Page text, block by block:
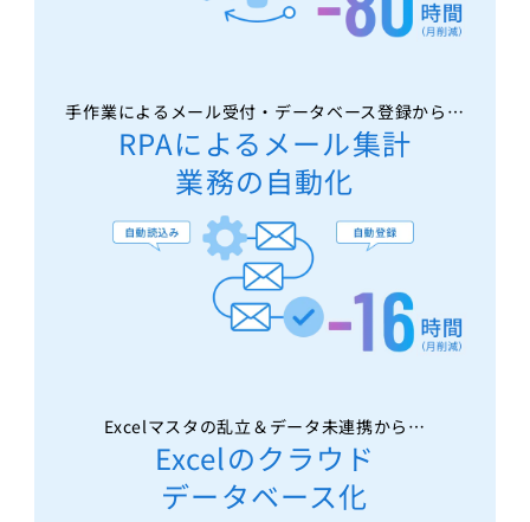
手作業によるメール受付・データベース登録から…
RPAによるメール集計
業務の自動化
Excelマスタの乱立＆データ未連携から…
Excelのクラウド
データベース化